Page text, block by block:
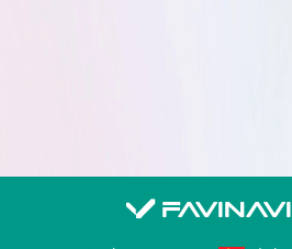
favinavi